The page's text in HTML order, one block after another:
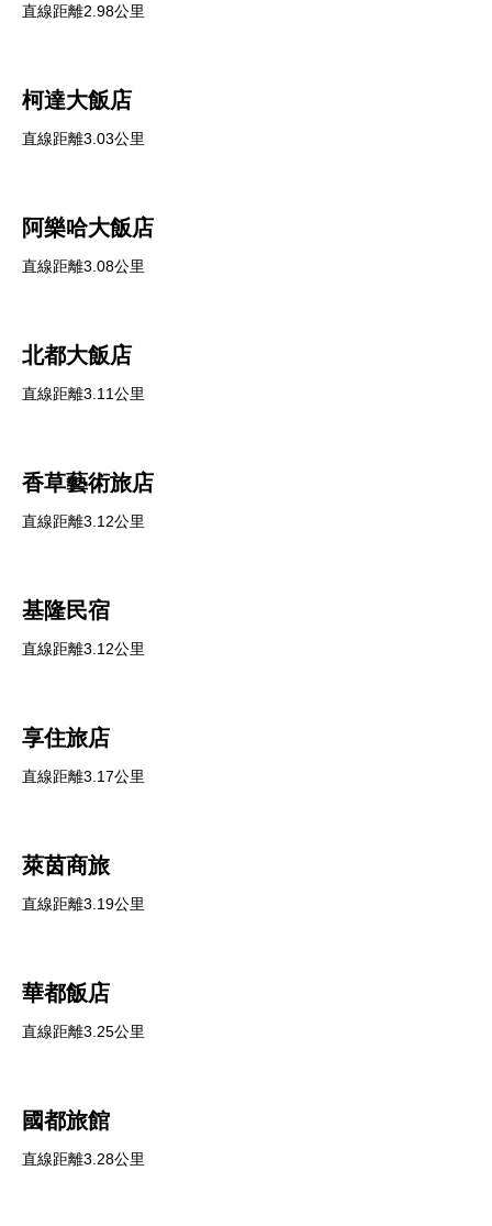
直線距離2.98公里
柯達大飯店
直線距離3.03公里
阿樂哈大飯店
直線距離3.08公里
北都大飯店
直線距離3.11公里
香草藝術旅店
直線距離3.12公里
基隆民宿
直線距離3.12公里
享住旅店
直線距離3.17公里
萊茵商旅
直線距離3.19公里
華都飯店
直線距離3.25公里
國都旅館
直線距離3.28公里